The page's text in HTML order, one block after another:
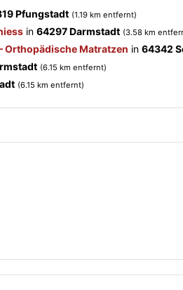
Pfungstadt (1.19 km entfernt)
in 64297 Darmstadt (3.58 km
Orthopädische Matratzen in 64342
(6.15 km entfernt)
(6.15 km entfernt)